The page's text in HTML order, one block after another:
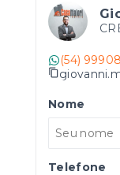
(54)
Nome
Telefone